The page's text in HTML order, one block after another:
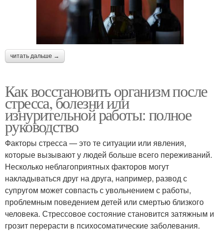
читать дальше →
Как восстановить организм после
стресса, болезни или
изнурительной работы: полное
руководство
Факторы стресса — это те ситуации или явления,
которые вызывают у людей больше всего переживаний.
Несколько неблагоприятных факторов могут
накладываться друг на друга, например, развод с
супругом может совпасть с увольнением с работы,
проблемным поведением детей или смертью близкого
человека. Стрессовое состояние становится затяжным и
грозит перерасти в психосоматические заболевания.